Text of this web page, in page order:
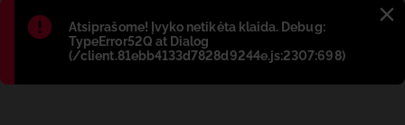
Błąd:
Atsiprašome! Įvyko netikėta klaida. Debug:
TypeError52Q at Dialog
(/client.81ebb4133d7828d9244e.js:2307:698)